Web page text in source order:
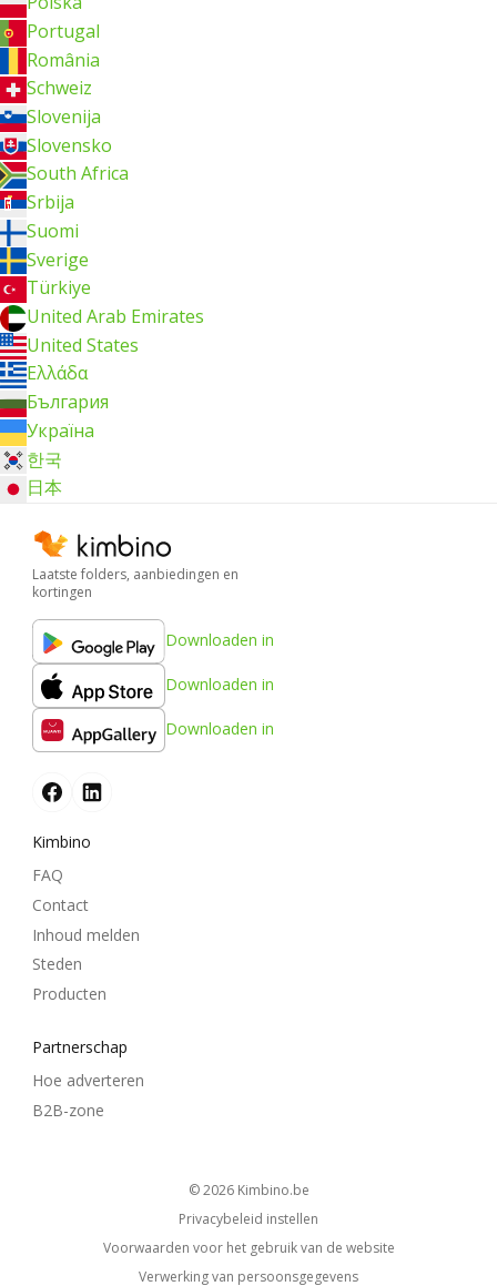
Portugal
România
Schweiz
Slovenija
Slovensko
South Africa
Srbija
Suomi
Sverige
Türkiye
United Arab Emirates
United States
Ελλάδα
България
Україна
한국
日本
Laatste folders, aanbiedingen en
kortingen
Downloaden in
Downloaden in
Downloaden in
Kimbino
FAQ
Contact
Inhoud melden
Steden
Producten
Partnerschap
Hoe adverteren
B2B-zone
© 2026 kimbino.be
Privacybeleid instellen
Voorwaarden voor het gebruik van de website
Verwerking van persoonsgegevens